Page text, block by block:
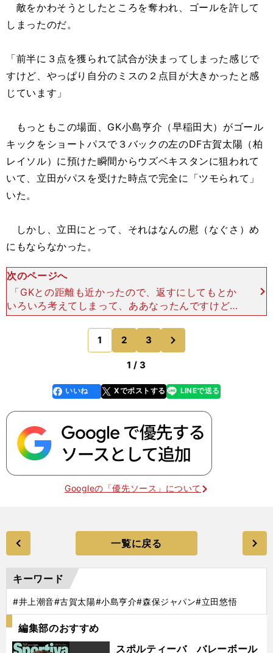
敵をかわそうとしたところを奪われ、ゴールを許して
しまったのだ。
「前半に３点を獲られて試合が決まってしまった感じで
すけど、やっぱり自分のミスの２点目が大きかったと感
じています」
もっともこの場面、GK小島亨介（早稲田大）がゴール
キックをショートパスで３バックの左のDF古賀太陽（柏
レイソル）に預けた瞬間からウズベキスタンに狙われて
いて、立田がパスを受けた時点で完全に「ツモられて」
いた。
しかし、立田にとって、それはなんの慰（なぐさ）め
にもならなかった。
次のページへ
「GKとの距離も近かったので、返すにしてもとか
いろいろ考えてしまって、ああなったんですけど、
割り切ってしまえばよかったというのは終わったあ
とに話しました。DFとして、あの位置であのプレ
ーはいらなかった
1 2 3
1 / 3
faceboo
k
いいね Xでポストする
line LINEで送る
Googleの「優先ソース」について
一覧に戻る
キーワード
#井上潮音#古賀太陽#小島亨介#森保ジャパン#立田悠悟
編集部のおすすめ
スポルティーバ バレーボール